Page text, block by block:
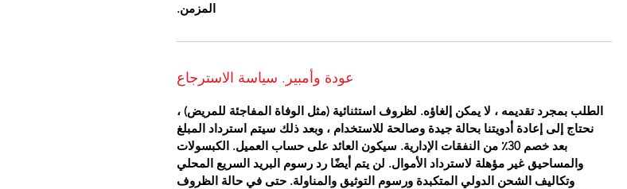
المزمن.
عودة وأمبير. سياسة الاسترجاع
الطلب بمجرد تقديمه ، لا يمكن إلغاؤه. لظروف استثنائية (مثل الوفاة المفاجئة للمريض) ،
نحتاج إلى إعادة أدويتنا بحالة جيدة وصالحة للاستخدام ، وبعد ذلك سيتم استرداد المبلغ
بعد خصم 30٪ من النفقات الإدارية. سيكون العائد على حساب العميل. الكبسولات
والمساحيق غير مؤهلة لاسترداد الأموال. لن يتم أيضًا رد رسوم البريد السريع المحلي
وتكاليف الشحن الدولي المتكبدة ورسوم التوثيق والمناولة. حتى في حالة الظروف